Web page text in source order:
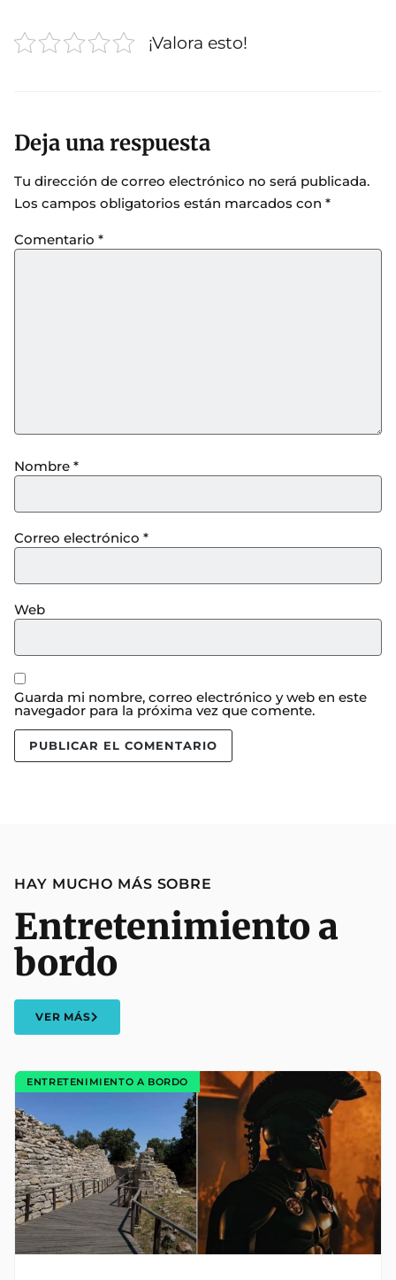
¡Valora esto!
Deja una respuesta
Tu dirección de correo electrónico no será publicada.
Los campos obligatorios están marcados con *
Comentario *
Nombre *
Correo electrónico *
Web
Guarda mi nombre, correo electrónico y web en este
navegador para la próxima vez que comente.
HAY MUCHO MÁS SOBRE
Entretenimiento a
bordo
VER MÁS
ENTRETENIMIENTO A BORDO